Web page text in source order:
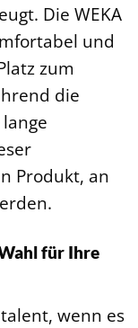
Die WEKA
und
zum
die
Produkt, an
für Ihre
wenn es